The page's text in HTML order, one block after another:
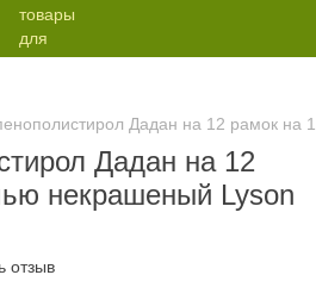
Дадан на 12 рамок на
Дадан на 12
некрашеный Lyson
отзыв